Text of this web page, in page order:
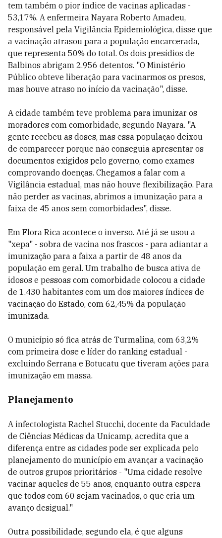
tem também o pior índice de vacinas aplicadas -
53,17%. A enfermeira Nayara Roberto Amadeu,
responsável pela Vigilância Epidemiológica, disse que
a vacinação atrasou para a população encarcerada,
que representa 50% do total. Os dois presídios de
Balbinos abrigam 2.956 detentos. "O Ministério
Público obteve liberação para vacinarmos os presos,
mas houve atraso no início da vacinação", disse.
A cidade também teve problema para imunizar os
moradores com comorbidade, segundo Nayara. "A
gente recebeu as doses, mas essa população deixou
de comparecer porque não conseguia apresentar os
documentos exigidos pelo governo, como exames
comprovando doenças. Chegamos a falar com a
Vigilância estadual, mas não houve flexibilização. Para
não perder as vacinas, abrimos a imunização para a
faixa de 45 anos sem comorbidades", disse.
Em Flora Rica acontece o inverso. Até já se usou a
"xepa" - sobra de vacina nos frascos - para adiantar a
imunização para a faixa a partir de 48 anos da
população em geral. Um trabalho de busca ativa de
idosos e pessoas com comorbidade colocou a cidade
de 1.430 habitantes com um dos maiores índices de
vacinação do Estado, com 62,45% da população
imunizada.
O município só fica atrás de Turmalina, com 63,2%
com primeira dose e líder do ranking estadual -
excluindo Serrana e Botucatu que tiveram ações para
imunização em massa.
Planejamento
A infectologista Rachel Stucchi, docente da Faculdade
de Ciências Médicas da Unicamp, acredita que a
diferença entre as cidades pode ser explicada pelo
planejamento do município em avançar a vacinação
de outros grupos prioritários - "Uma cidade resolve
vacinar aqueles de 55 anos, enquanto outra espera
que todos com 60 sejam vacinados, o que cria um
avanço desigual."
Outra possibilidade, segundo ela, é que alguns